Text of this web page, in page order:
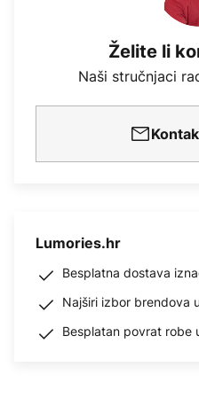
Želite li
Naši stručnjaci
Lumories.hr
Besplatna dostava
Najširi izbor brendova
Besplatan povrat robe